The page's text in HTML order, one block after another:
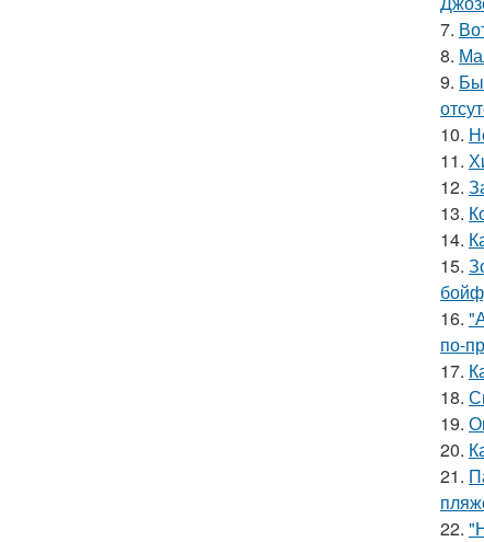
7.
8.
9.
10.
11.
12.
13.
14.
15.
16.
по-
17.
18.
19.
20.
21.
22.